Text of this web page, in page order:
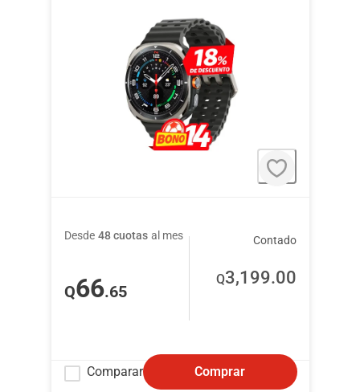
Desde 48 cuotas al mes
Q66.65
Contado
Q3,199.00
Comparar Comprar